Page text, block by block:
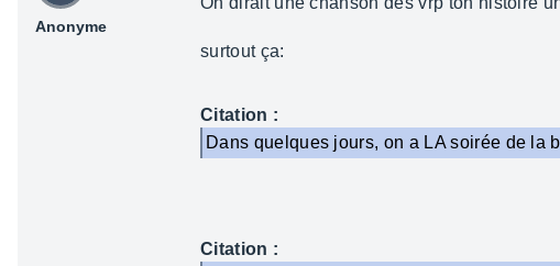
Anonyme
surtout ça:
Citation :
Dans quelques jours, on a LA soirée de la
Citation :